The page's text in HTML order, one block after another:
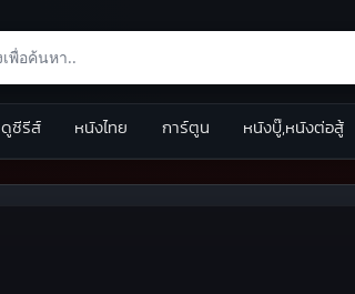
ดูซีรีส์ หนังไทย การ์ตูน หนังบู๊,หนังต่อสู้